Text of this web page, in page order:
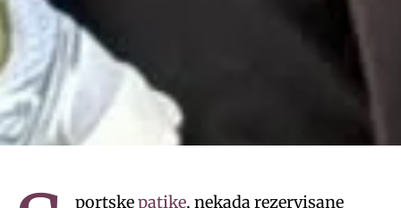
portskepatike, nekada rezervisane